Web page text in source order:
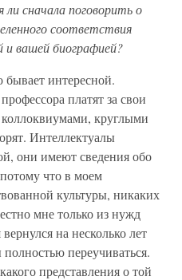
сначала поговорить о
соответствия
вашей биографией?
интересной.
платят за свои
круглыми
Интеллектуалы
они имеют сведения обо
что в моем
культуры, никаких
мне только из нужд
на несколько лет
переучиваться.
представления о той